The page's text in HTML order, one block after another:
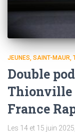
JEUNES SAINT-MAUR
Double
Thionville
France
Les 14 et 15 juin